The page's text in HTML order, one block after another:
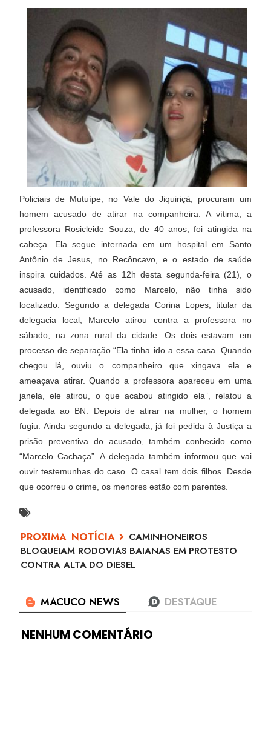
Policiais de Mutuípe, no Vale do Jiquiriçá, procuram um
homem acusado de atirar na companheira. A vítima, a
professora Rosicleide Souza, de 40 anos, foi atingida na
cabeça. Ela segue internada em um hospital em Santo
Antônio de Jesus, no Recôncavo, e o estado de saúde
inspira cuidados. Até as 12h desta segunda-feira (21), o
acusado, identificado como Marcelo, não tinha sido
localizado. Segundo a delegada Corina Lopes, titular da
delegacia local, Marcelo atirou contra a professora no
sábado, na zona rural da cidade. Os dois estavam em
processo de separação.“Ela tinha ido a essa casa. Quando
chegou lá, ouviu o companheiro que xingava ela e
ameaçava atirar. Quando a professora apareceu em uma
janela, ele atirou, o que acabou atingido ela”, relatou a
delegada ao BN. Depois de atirar na mulher, o homem
fugiu. Ainda segundo a delegada, já foi pedida à Justiça a
prisão preventiva do acusado, também conhecido como
“Marcelo Cachaça”. A delegada também informou que vai
ouvir testemunhas do caso. O casal tem dois filhos. Desde
que ocorreu o crime, os menores estão com parentes.
CAMINHONEIROS
BLOQUEIAM RODOVIAS BAIANAS EM PROTESTO
CONTRA ALTA DO DIESEL
NENHUM COMENTÁRIO